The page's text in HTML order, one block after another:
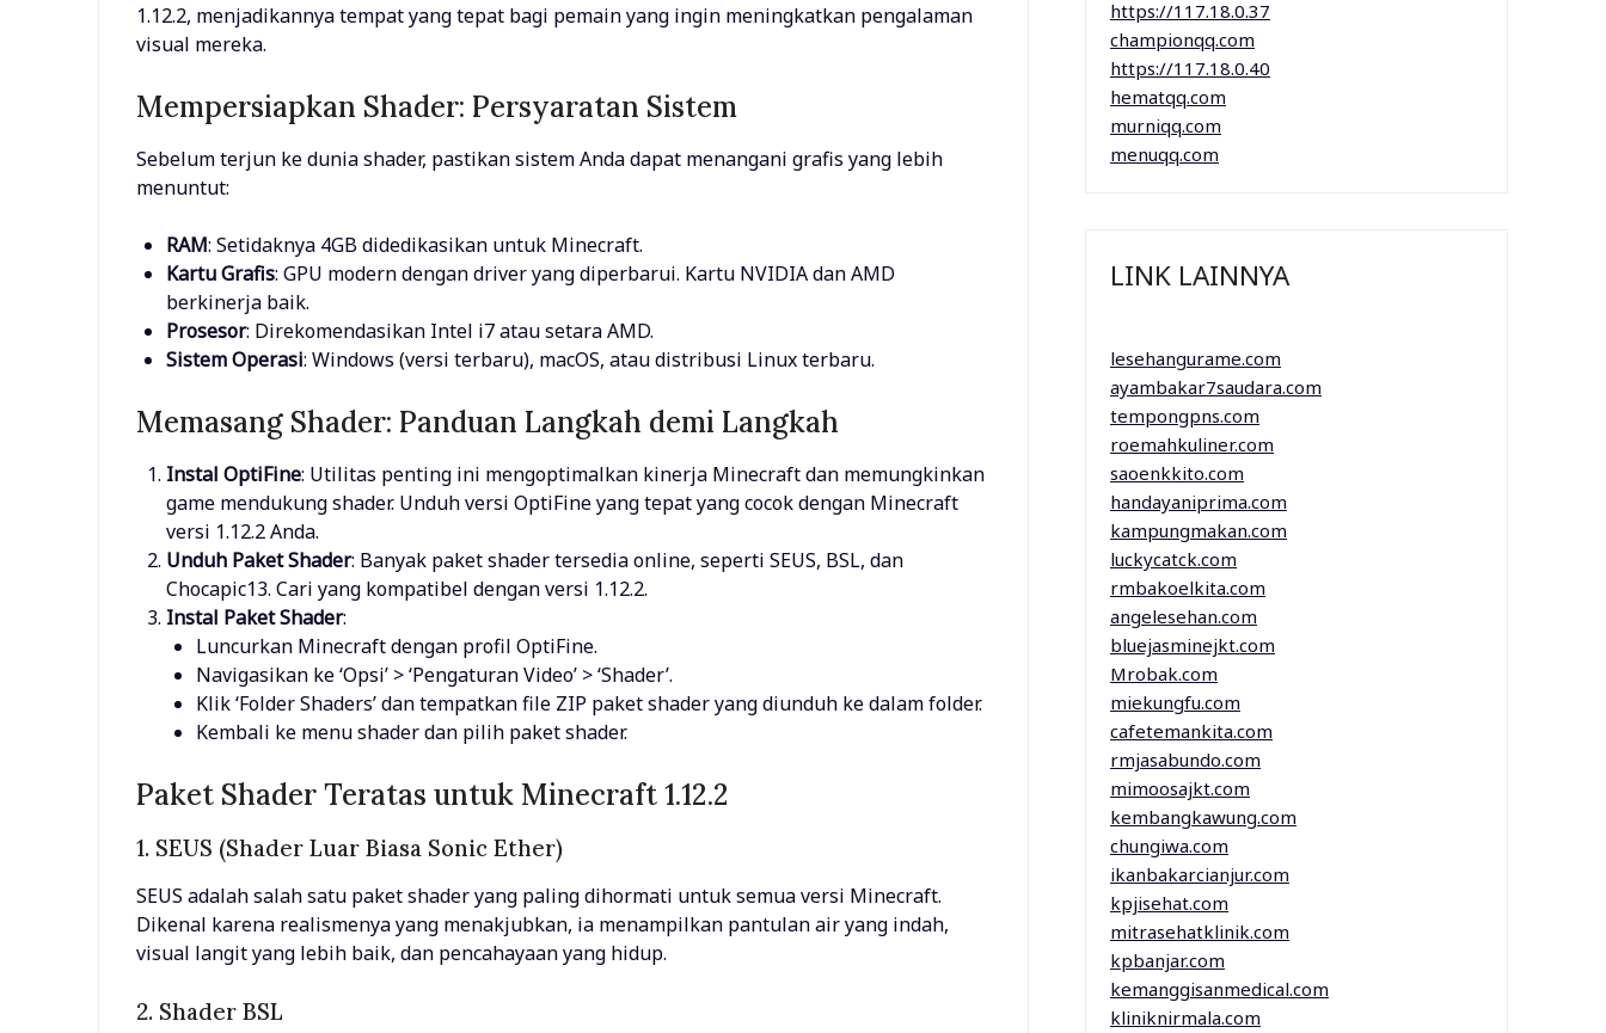
1.12.2, menjadikannya tempat yang tepat bagi pemain yang ingin meningkatkan pengalaman
visual mereka.
Mempersiapkan Shader: Persyaratan Sistem
Sebelum terjun ke dunia shader, pastikan sistem Anda dapat menangani grafis yang lebih
menuntut:
RAM: Setidaknya 4GB didedikasikan untuk Minecraft.
Kartu Grafis: GPU modern dengan driver yang diperbarui. Kartu NVIDIA dan AMD
berkinerja baik.
Prosesor: Direkomendasikan Intel i7 atau setara AMD.
Sistem Operasi: Windows (versi terbaru), macOS, atau distribusi Linux terbaru.
Memasang Shader: Panduan Langkah demi Langkah
Instal OptiFine: Utilitas penting ini mengoptimalkan kinerja Minecraft dan memungkinkan
game mendukung shader. Unduh versi OptiFine yang tepat yang cocok dengan Minecraft
versi 1.12.2 Anda.
Unduh Paket Shader: Banyak paket shader tersedia online, seperti SEUS, BSL, dan
Chocapic13. Cari yang kompatibel dengan versi 1.12.2.
Instal Paket Shader:
Luncurkan Minecraft dengan profil OptiFine.
Navigasikan ke ‘Opsi’ > ‘Pengaturan Video’ > ‘Shader’.
Klik ‘Folder Shaders’ dan tempatkan file ZIP paket shader yang diunduh ke dalam folder.
Kembali ke menu shader dan pilih paket shader.
Paket Shader Teratas untuk Minecraft 1.12.2
1. SEUS (Shader Luar Biasa Sonic Ether)
SEUS adalah salah satu paket shader yang paling dihormati untuk semua versi Minecraft.
Dikenal karena realismenya yang menakjubkan, ia menampilkan pantulan air yang indah,
visual langit yang lebih baik, dan pencahayaan yang hidup.
2. Shader BSL
https://117.18.0.37
championqq.com
https://117.18.0.40
hematqq.com
murniqq.com
menuqq.com
LINK LAINNYA
lesehangurame.com
ayambakar7saudara.com
tempongpns.com
roemahkuliner.com
saoenkkito.com
handayaniprima.com
kampungmakan.com
luckycatck.com
rmbakoelkita.com
angelesehan.com
bluejasminejkt.com
Mrobak.com
miekungfu.com
cafetemankita.com
rmjasabundo.com
mimoosajkt.com
kembangkawung.com
chungiwa.com
ikanbakarcianjur.com
kpjisehat.com
mitrasehatklinik.com
kpbanjar.com
kemanggisanmedical.com
kliniknirmala.com